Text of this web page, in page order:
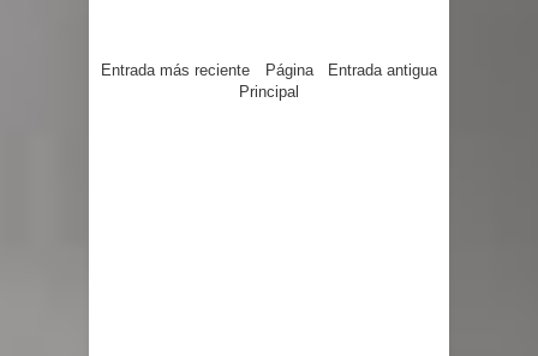
Entrada más reciente Entrada antigua
Página
Principal